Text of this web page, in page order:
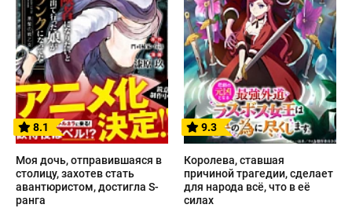
8.1
Моя дочь, отправившаяся в
столицу, захотев стать
авантюристом, достигла S-
ранга
9.3
Королева, ставшая
причиной трагедии, сделает
для народа всё, что в её
силах